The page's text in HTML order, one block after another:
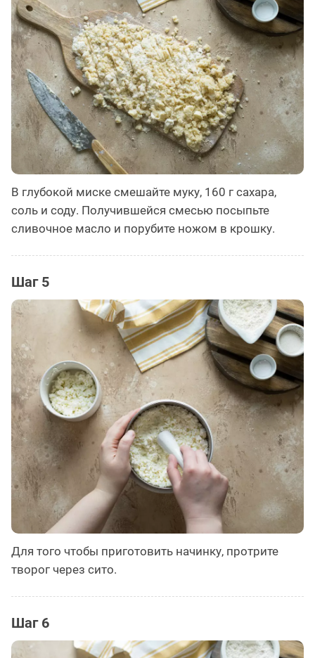
В глубокой миске смешайте муку, 160 г сахара,
соль и соду. Получившейся смесью посыпьте
сливочное масло и порубите ножом в крошку.
Шаг 5
Для того чтобы приготовить начинку, протрите
творог через сито.
Шаг 6